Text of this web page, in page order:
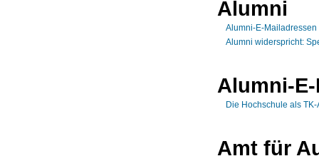
Alumni
Alumni-E-
Alumni widerspricht:
Alumni-
Die Hochschule als
Amt für